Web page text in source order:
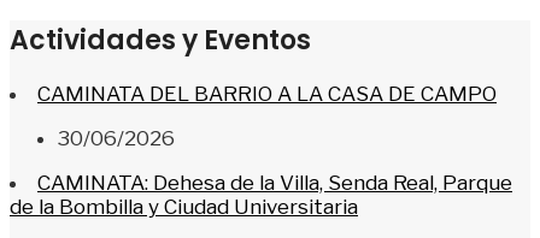
Actividades y Eventos
CAMINATA DEL BARRIO A LA CASA DE CAMPO
30/06/2026
CAMINATA: Dehesa de la Villa, Senda Real, Parque
de la Bombilla y Ciudad Universitaria